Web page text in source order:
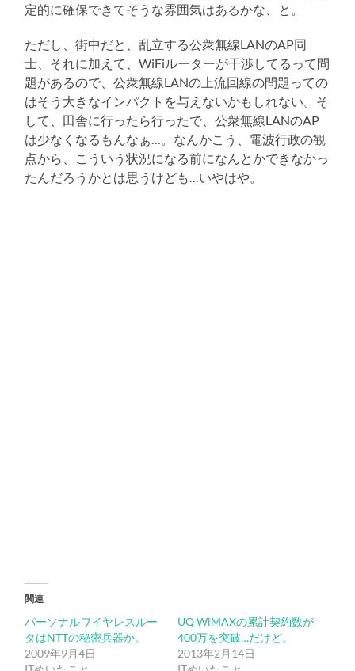
定的に確保できてそうな雰囲気はあるかな、と。
ただし、街中だと、乱立する公衆無線LANのAP同
士、それに加えて、WiFiルーターが干渉してるって問
題があるので、公衆無線LANの上流回線の問題っての
はそう大きなインパクトを与えないかもしれない。そ
して、田舎に行ったら行ったで、公衆無線LANのAP
は少なくなるもんなぁ…。なんかこう、電波行政の観
点から、こういう状況になる前になんとかできなかっ
たんだろうかとは思うけども…いやはや。
関連
パーソナルワイヤレスルー
タはNTTの秘密兵器か。
2009年9月4日
UQ WiMAXの累計契約数が
400万を突破…だけど。
2013年2月14日